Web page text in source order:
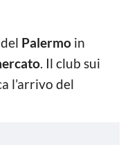
Palermo in
. Il club sui
l’arrivo del